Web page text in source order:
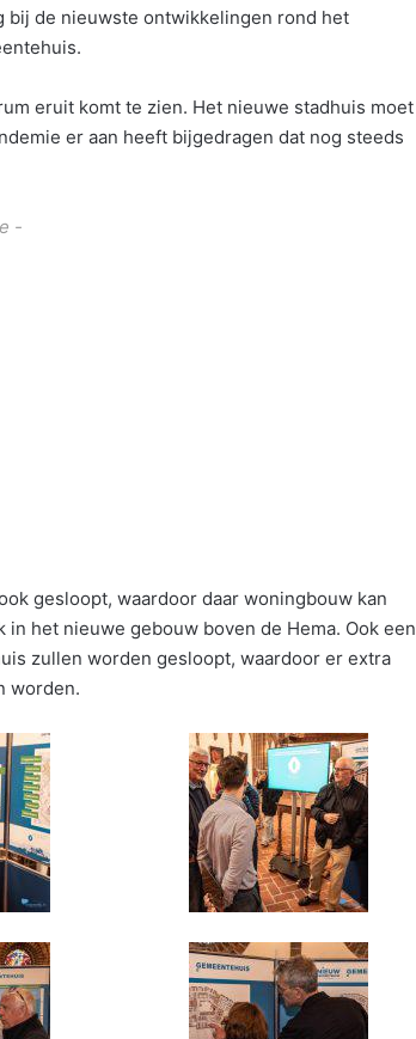
bij de nieuwste ontwikkelingen rond het
eruit komt te zien. Het nieuwe stadhuis moet
er aan heeft bijgedragen dat nog steeds
-
gesloopt, waardoor daar woningbouw kan
het nieuwe gebouw boven de Hema. Ook een
zullen worden gesloopt, waardoor er extra
worden.